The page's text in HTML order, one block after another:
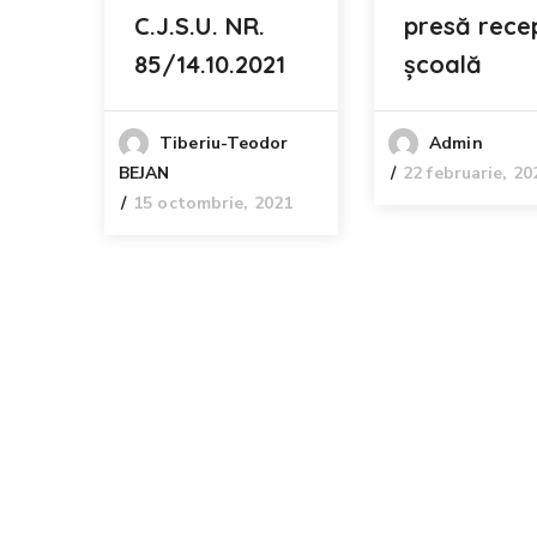
C.J.S.U. NR.
85/14.10.2021
Tiberiu-Teodor
BEJAN
15 octombrie, 2021
presă
școală
Admin
22 februarie,